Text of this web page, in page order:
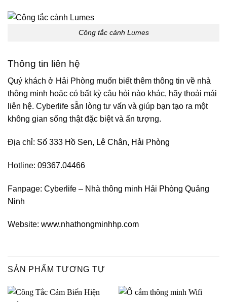
Công tắc cảnh Lumes
Thông tin liên hệ
Quý khách ở Hải Phòng muốn biết thêm thông tin về nhà
thông minh hoặc có bất kỳ câu hỏi nào khác, hãy thoải mái
liên hệ. Cyberlife sẵn lòng tư vấn và giúp bạn tạo ra một
không gian sống thật đặc biệt và ấn tượng.
Địa chỉ: Số 333 Hồ Sen, Lê Chân, Hải Phòng
Hotline: 09367.04466
Fanpage: Cyberlife – Nhà thông minh Hải Phòng Quảng
Ninh
Website: www.nhathongminhhp.com
SẢN PHẨM TƯƠNG TỰ